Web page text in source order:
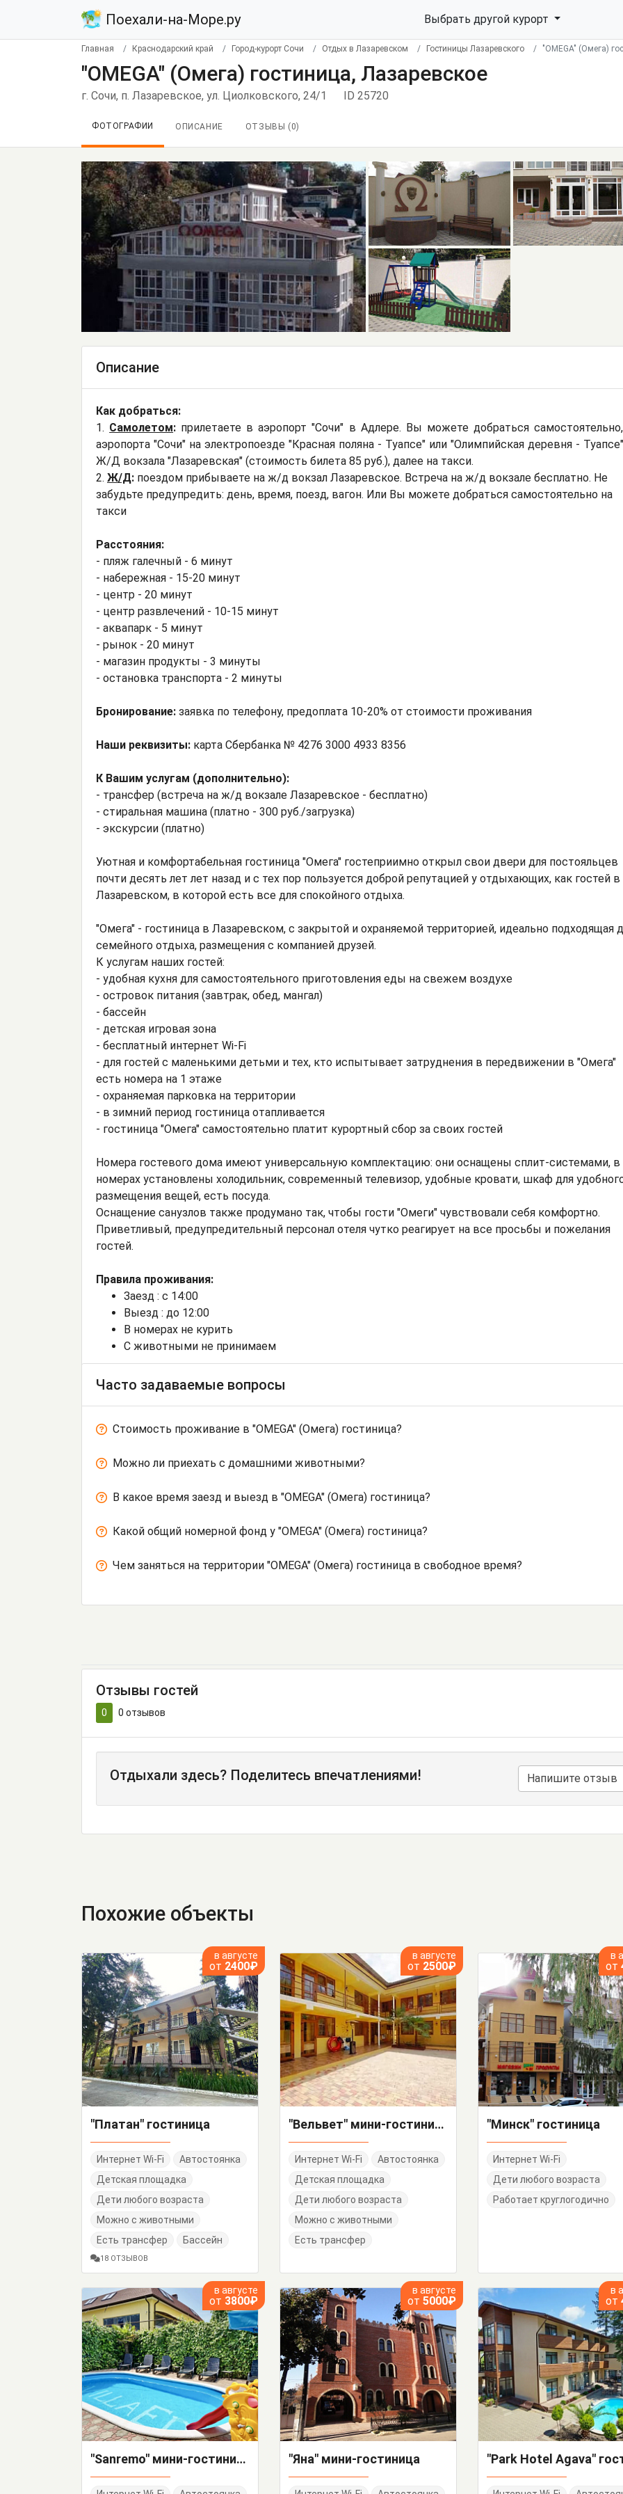
Поехали-на-Море.ру Выбрать другой курорт
Главная Краснодарский край Город-курорт Сочи Отдых в Лазаревском Гостиницы Лазаревского "OMEGA" (Омега)
"OMEGA" (Омега) гостиница, Лазаревское
г. Сочи, п. Лазаревское, ул. Циолковского, 24/1 ID 25720
ФОТОГРАФИИ ОПИСАНИЕ ОТЗЫВЫ ( 0)
Описание
Как добраться:
1. Самолетом: прилетаете в аэропорт "Сочи" в Адлере. Вы можете добраться
аэропорта "Сочи" на электропоезде "Красная поляна - Туапсе" или "Олимпийская деревня -
Ж/Д вокзала "Лазаревская" (стоимость билета 85 руб.), далее на такси.
2. Ж/Д: поездом прибываете на ж/д вокзал Лазаревское. Встреча на ж/д вокзале бесплатно. Не
забудьте предупредить: день, время, поезд, вагон. Или Вы можете добраться самостоятельно на
такси
Расстояния:
- пляж галечный - 6 минут
- набережная - 15-20 минут
- центр - 20 минут
- центр развлечений - 10-15 минут
- аквапарк - 5 минут
- рынок - 20 минут
- магазин продукты - 3 минуты
- остановка транспорта - 2 минуты
Бронирование: заявка по телефону, предоплата 10-20% от стоимости проживания
Наши реквизиты: карта Сбербанка № 4276 3000 4933 8356
К Вашим услугам (дополнительно):
- трансфер (встреча на ж/д вокзале Лазаревское - бесплатно)
- стиральная машина (платно - 300 руб./загрузка)
- экскурсии (платно)
Уютная и комфортабельная гостиница "Омега" гостеприимно открыл свои двери для постояльцев
почти десять лет лет назад и с тех пор пользуется доброй репутацией у отдыхающих, как гостей в
Лазаревском, в которой есть все для спокойного отдыха.
"Омега" - гостиница в Лазаревском, с закрытой и охраняемой территорией, идеально подходящая
семейного отдыха, размещения с компанией друзей.
К услугам наших гостей:
- удобная кухня для самостоятельного приготовления еды на свежем воздухе
- островок питания (завтрак, обед, мангал)
- бассейн
- детская игровая зона
- бесплатный интернет Wi-Fi
- для гостей с маленькими детьми и тех, кто испытывает затруднения в передвижении в "Омега"
есть номера на 1 этаже
- охраняемая парковка на территории
- в зимний период гостиница отапливается
- гостиница "Омега" самостоятельно платит курортный сбор за своих гостей
Номера гостевого дома имеют универсальную комплектацию: они оснащены сплит-системами, в
номерах установлены холодильник, современный телевизор, удобные кровати, шкаф для
размещения вещей, есть посуда.
Оснащение санузлов также продумано так, чтобы гости "Омеги" чувствовали себя комфортно.
Приветливый, предупредительный персонал отеля чутко реагирует на все просьбы и пожелания
гостей.
Правила проживания:
Заезд : с 14:00
Выезд : до 12:00
В номерах не курить
С животными не принимаем
Часто задаваемые вопросы
Стоимость проживание в "OMEGA" (Омега) гостиница?
Можно ли приехать с домашними животными?
В какое время заезд и выезд в "OMEGA" (Омега) гостиница?
Какой общий номерной фонд у "OMEGA" (Омега) гостиница?
Чем заняться на территории "OMEGA" (Омега) гостиница в свободное время?
Отзывы гостей
0 0 отзывов
Отдыхали здесь? Поделитесь впечатлениями! Напишите отзыв
Похожие объекты
в августе
от 2400₽
"Платан" гостиница
Интернет Wi-Fi
Автостоянка
Детская площадка
Дети любого возраста
Можно с животными
Есть трансфер
Бассейн
18 ОТЗЫВОВ
в августе
от 2500₽
"Вельвет" мини-гостиница
Интернет Wi-Fi
Автостоянка
Детская площадка
Дети любого возраста
Можно с животными
Есть трансфер
в
от
"Минск" гостиница
Интернет Wi-Fi
Дети любого возраста
Работает круглогодично
в августе
от 3800₽
"Sanremo" мини-гостиница
в августе
от 5000₽
"Яна" мини-гостиница
в
от